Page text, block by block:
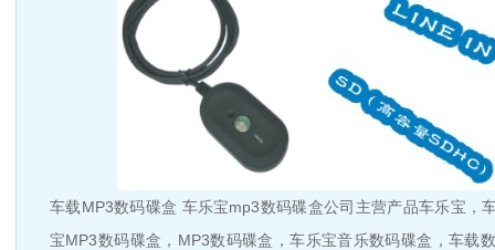
车载MP3数码碟盒 车乐宝mp3数码碟盒公司主营产品车乐宝，
宝MP3数码碟盒，MP3数码碟盒，车乐宝音乐数码碟盒，车载